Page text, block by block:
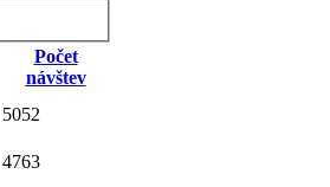
Počet
návštev
5052
4763